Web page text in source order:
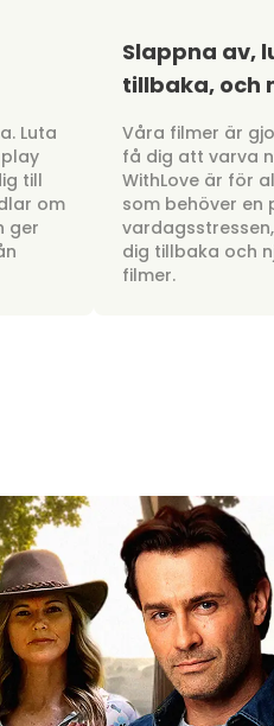
Luta
till
om
ger
Slappna av,
tillbaka, och
Våra filmer är
få dig att varva
WithLove är för
som behöver en
dig tillbaka och
filmer.